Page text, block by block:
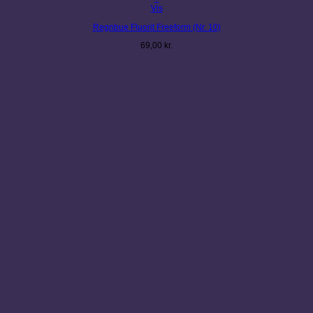
Vis
Regnbue Fluorit Freeform (Nr. 10)
69,00 kr.